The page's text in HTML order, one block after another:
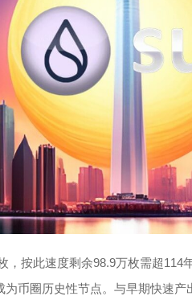
，按此速度剩余98.9万枚需超114
币圈历史性节点。与早期快速